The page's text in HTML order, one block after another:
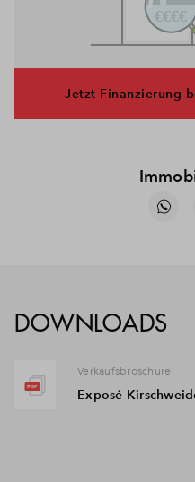
Jetzt Finanzierung
DOWNLOADS
Verkaufsbroschüre
Exposé